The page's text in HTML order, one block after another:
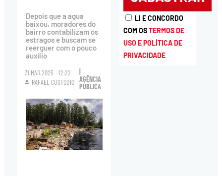
Depois que a água
baixou, moradores do
bairro contabilizam os
estragos e buscam se
reerguer com o pouco
auxílio
31.MAR.2025 - 12:22
RAFAEL CUSTÓDIO
AGÊNCIA
PÚBLICA
LI E CONCORDO
COM OSTERMOS DE
USO E POLÍTICA DE
PRIVACIDADE